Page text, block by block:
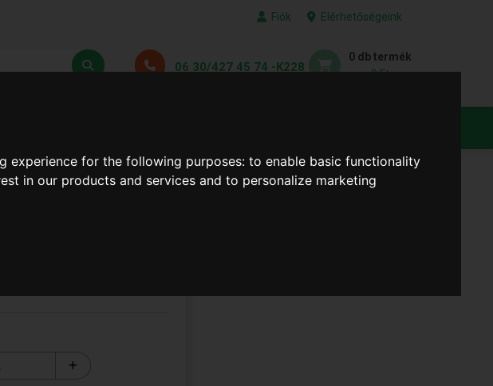
experience for the following purposes:to enable basic functionality
in our products and services and to personalize marketing
Fiók Elérhetőségeink
06 30/427 45 74 -K228
0 db termék
0 Ft